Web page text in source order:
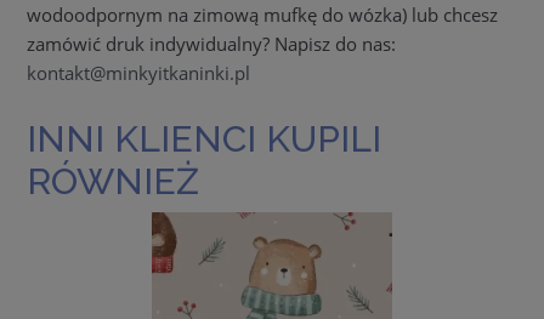
wodoodpornym na zimową mufkę do wózka) lub chcesz
zamówić druk indywidualny? Napisz do nas:
kontakt@minkyitkaninki.pl
INNI KLIENCI KUPILI
RÓWNIEŻ